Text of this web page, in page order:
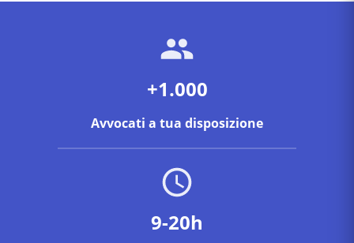
+1.000
Avvocati a tua disposizione
9-20h